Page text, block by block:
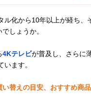
ル化から10年以上が経ち、
しょうか。
4Kテレビが普及し、さらに
ます。
替えの目安、おすすめ商品